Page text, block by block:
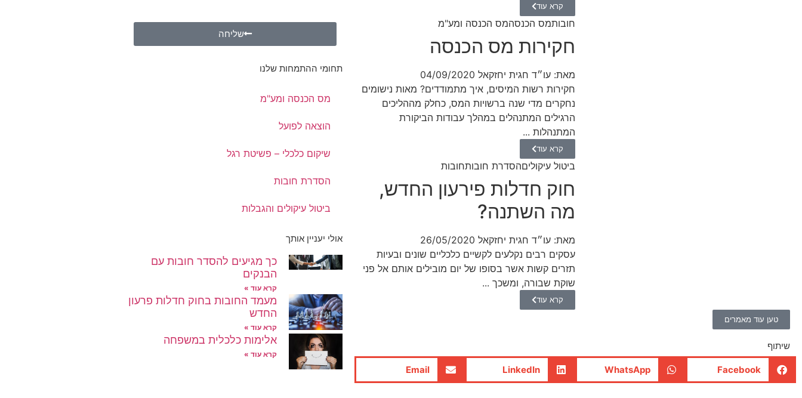
קרא עוד
חובותמס הכנסהמס הכנסה ומע"מ
חקירות מס הכנסה
מאת: עו״ד חגית יחזקאל 04/09/2020
חקירות רשות המיסים, איך מתמודדים? מאות נישומים
נחקרים מדי שנה ברשויות המס, כחלק מההליכים
הרגילים המתנהלים במהלך עבודות הביקורת
המתנהלות ...
קרא עוד
ביטול עיקוליםהסדרת חובותחובות
חוק חדלות פירעון החדש,
מה השתנה?
מאת: עו״ד חגית יחזקאל 26/05/2020
עסקים רבים נקלעים לקשיים כלכליים שונים ובעיות
תזרים קשות אשר בסופו של יום מובילים אותם אל פני
שוקת שבורה, ומשכך ...
קרא עוד
טען עוד מאמרים
שיתוף
Facebook
WhatsApp
LinkedIn
Email
שליחה
תחומי ההתמחות שלנו
מס הכנסה ומע"מ
הוצאה לפועל
שיקום כלכלי – פשיטת רגל
הסדרת חובות
ביטול עיקולים והגבלות
אולי יעניין אותך
כך מגיעים להסדר חובות עם
הבנקים
קרא עוד »
מעמד החובות בחוק חדלות פרעון
החדש
קרא עוד »
אלימות כלכלית במשפחה
קרא עוד »